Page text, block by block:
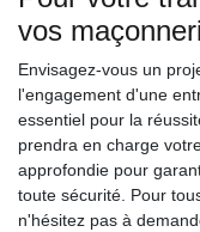
vos
Envisagez-vous un
l'engagement d'une
essentiel pour la
prendra en charge
approfondie pour
toute sécurité. Pour
n'hésitez pas à